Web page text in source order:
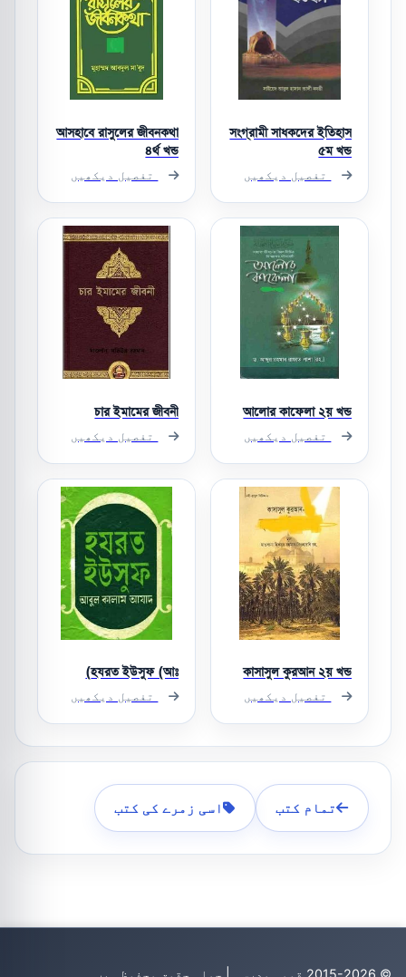
সংগ্রামী সাধকদের ইতিহাস
৫ম খন্ড
تفصیل دیکھیں
আসহাবে রাসুলের জীবনকথা
৪র্থ খন্ড
تفصیل دیکھیں
আলোর কাফেলা ২য় খন্ড
تفصیل دیکھیں
চার ইমামের জীবনী
تفصیل دیکھیں
কাসাসুল কুরআন ২য় খন্ড
تفصیل دیکھیں
হযরত ইউসুফ (আঃ)
تفصیل دیکھیں
تمام کتب اسی زمرے کی کتب
© 2015-2026 قومی مدرسہ | جملہ حقوق محفوظ ہیں